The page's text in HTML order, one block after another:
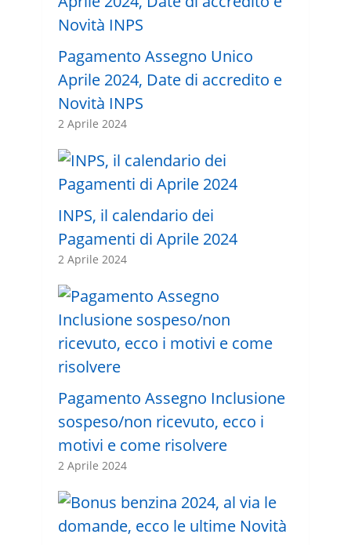
Pagamento Assegno Unico
Aprile 2024, Date di accredito e
Novità INPS
2 Aprile 2024
INPS, il calendario dei
Pagamenti di Aprile 2024
2 Aprile 2024
Pagamento Assegno Inclusione
sospeso/non ricevuto, ecco i
motivi e come risolvere
2 Aprile 2024